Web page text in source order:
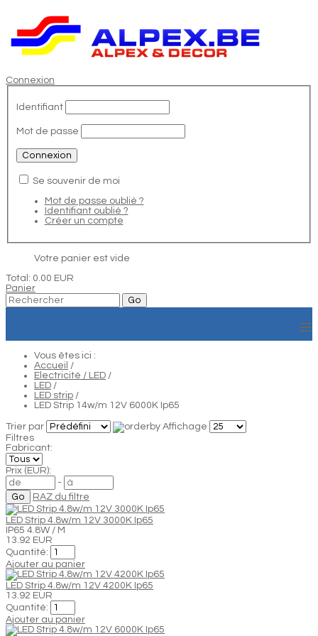
Connexion
Identifiant
Mot de passe
Se souvenir de moi
Mot de passe oublié ?
Identifiant oublié ?
Créer un compte
Votre panier est vide
Total: 0.00 EUR
Panier
≡
Vous êtes ici :
Accueil /
Electricité / LED /
LED /
LED strip /
LED Strip 14w/m 12V 6000K Ip65
Trier par
Affichage
Filtres
Fabricant:
Prix (EUR):
-
RAZ du filtre
LED Strip 4.8w/m 12V 3000K Ip65
IP65 4.8W / M
13.92 EUR
Quantité:
Ajouter au panier
LED Strip 4.8w/m 12V 4200K Ip65
13.92 EUR
Quantité:
Ajouter au panier